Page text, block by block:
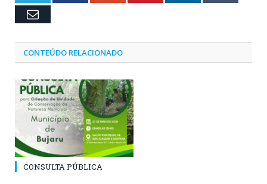
Email
CONTEÚDO RELACIONADO
CONSULTA PÚBLICA